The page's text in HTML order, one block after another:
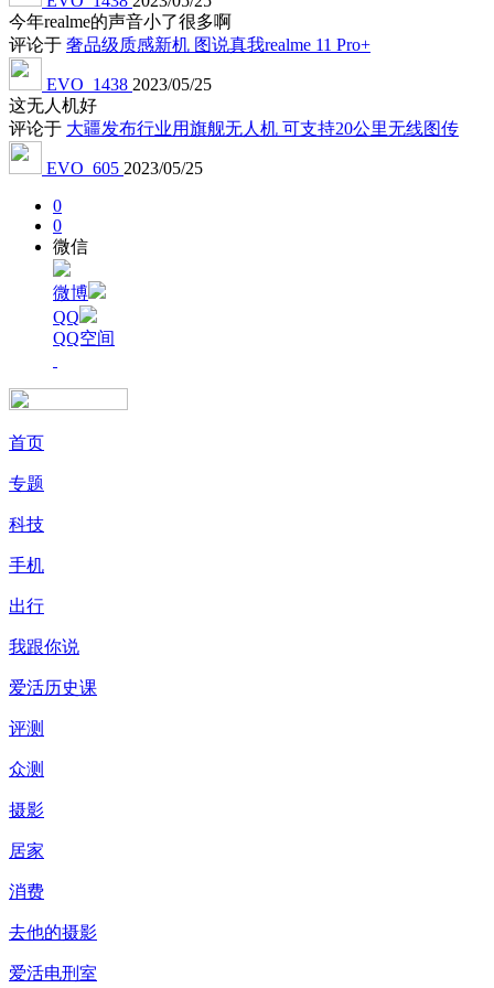
今年realme的声音小了很多啊
评论于 奢品级质感新机 图说真我realme 11 Pro+
EVO_1438 2023/05/25
这无人机好
评论于 大疆发布行业用旗舰无人机 可支持20公里无线图传
EVO_605 2023/05/25
0
0
微信
微博
QQ
QQ空间
首页
专题
科技
手机
出行
我跟你说
爱活历史课
评测
众测
摄影
居家
消费
去他的摄影
爱活电刑室